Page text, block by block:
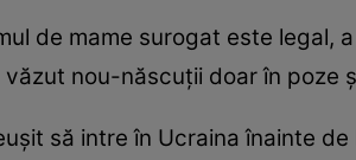
de mame surogat este legal,
nou-născuţii doar în poze
să intre în Ucraina înainte